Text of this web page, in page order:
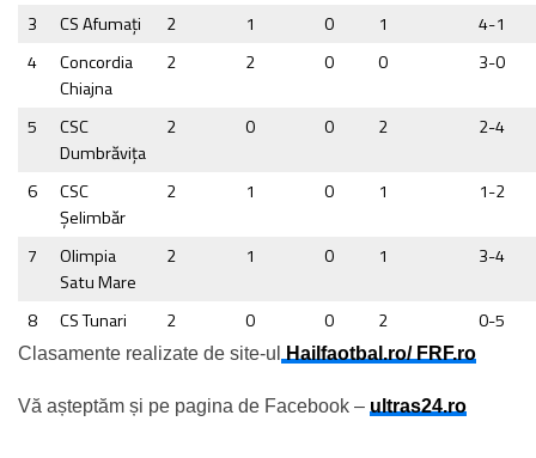
3
CS Afumaţi 2 1 0 1
4-1
4
Concordia
Chiajna
2 2 0 0 3-0
5
CSC
Dumbrăviţa
2 0 0 2 2-4
6
CSC
Şelimbăr
2 1 0 1 1-2
7
Olimpia
Satu Mare
2 1 0 1 3-4
8 CS Tunari 2 0 0 2 0-5
Clasamente realizate de site-ul Hailfaotbal.ro/ FRF.ro
Vă așteptăm și pe pagina de Facebook – ultras24.ro